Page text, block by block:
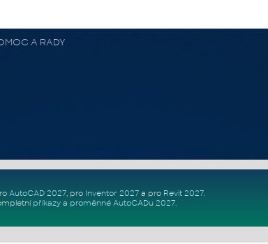
A RADY
AutoCAD 2027, pro Inventor 2027a pro Revit 2027.
příkazya proměnné AutoCADu 2027.